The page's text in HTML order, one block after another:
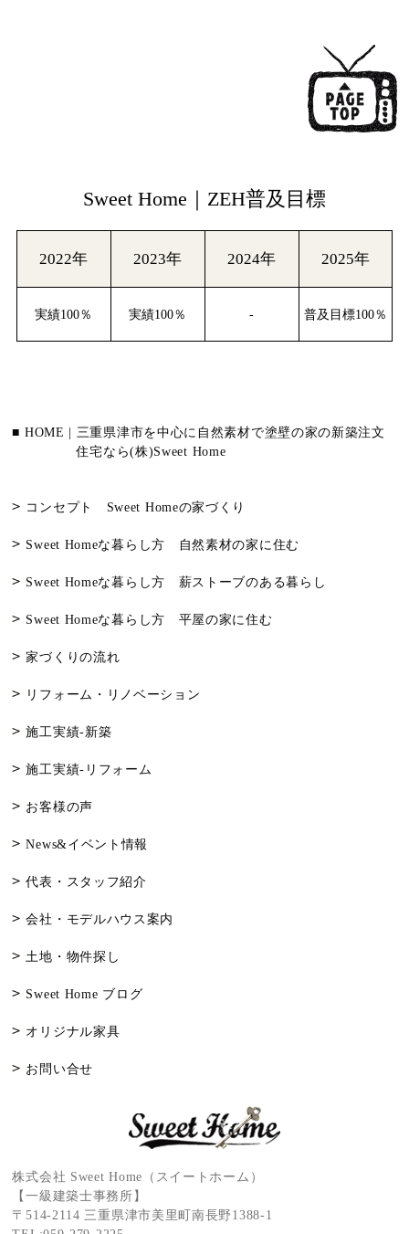
Sweet Home｜ZEH普及目標
2022年 2023年 2024年 2025年
実績100％ 実績100％ - 普及目標100％
■ HOME | 三重県津市を中心に自然素材で塗壁の家の新築注文
住宅なら(株)Sweet Home
コンセプト Sweet Homeの家づくり
Sweet Homeな暮らし方 自然素材の家に住む
Sweet Homeな暮らし方 薪ストーブのある暮らし
Sweet Homeな暮らし方 平屋の家に住む
家づくりの流れ
リフォーム・リノベーション
施工実績-新築
施工実績-リフォーム
お客様の声
News&イベント情報
代表・スタッフ紹介
会社・モデルハウス案内
土地・物件探し
Sweet Home ブログ
オリジナル家具
お問い合せ
株式会社 Sweet Home（スイートホーム）
【一級建築士事務所】
〒514-2114 三重県津市美里町南長野1388-1